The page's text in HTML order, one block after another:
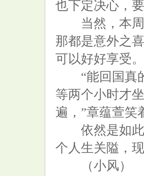
也下定决心，
当然，本周
那都是意外之
可以好好享受。
“能回国真的
等两个小时才
遍，”章蕴萱笑
依然是如此
个人生关隘，
（小风）